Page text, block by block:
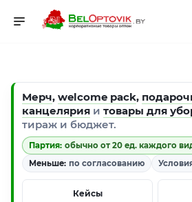
Мерч, welcome pack,
канцелярия и товары для
тираж и бюджет.
Партия: обычно от 20 ед. каждого
Меньше: по согласованию
Кейсы